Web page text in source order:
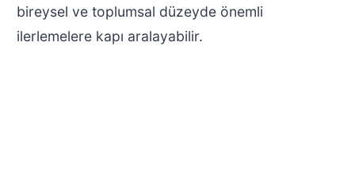
bireysel ve toplumsal düzeyde önemli
ilerlemelere kapı aralayabilir.